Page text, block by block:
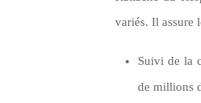
variés. Il assure
Suivi de la
de millions